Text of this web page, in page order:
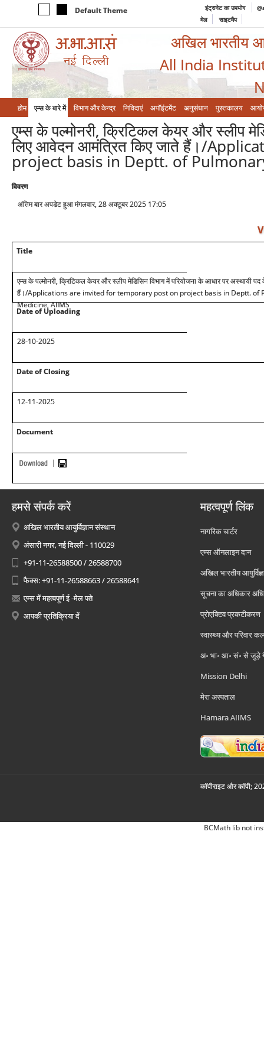
Default Theme इंट्रानेट का उपयोग
मेल
साइटमैप
अखिल भारतीय
All India
होम एम्‍स के बारे में विभाग और केन्‍द्र निविदाएं अपॉइंटमेंट अनुसंधान पुस्तकालय
एम्स के पल्मोनरी, क्रिटिकल केयर और स्लीप
लिए आवेदन आमंत्रित किए जाते हैं।/
project basis in Deptt. of
विवरण
अंतिम बार अपडेट हुआ मंगलवार, 28 अक्टूबर 2025 17:05
Title
एम्स के पल्मोनरी, क्रिटिकल केयर और स्लीप मेडिसिन विभाग में परियोजना के आधार पर अस्थायी
हैं।/Applications are invited for temporary post on project basis in Deptt. of
Medicine, AIIMS
Date of Uploading
28-10-2025
Date of Closing
12-11-2025
Document
हमसे संपर्क करें
अखिल भारतीय आयुर्विज्ञान संस्थान
अंसारी नगर, नई दिल्ली - 110029
+91-11-26588500 / 26588700
फैक्स: +91-11-26588663 / 26588641
एम्स में महत्वपूर्ण ई -मेल पते
आपकी प्रतिक्रिया दें
महत्वपूर्ण लिंक
नागरिक चार्टर
एम्स ऑनलाइन दान
अखिल भारतीय
सूचना का अधिकार
प्रोएक्टिव प्रकटीकरण
स्वास्थ्य और परिवार
अ॰ भा॰ आ॰ सं॰ से जुड़े
Mission Delhi
मेरा अस्पताल
Hamara AIIMS
कॉपीराइट और कॉपी;
BCMath lib not